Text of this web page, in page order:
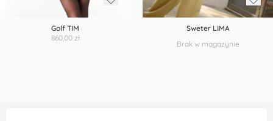
Golf TIM
860,00 zł
Sweter LIMA
Brak w magazynie